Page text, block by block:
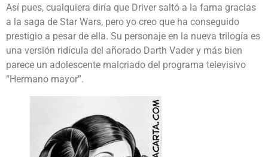
Así pues, cualquiera diría que Driver saltó a la fama gracias
a la saga de Star Wars, pero yo creo que ha conseguido
prestigio a pesar de ella. Su personaje en la nueva trilogía es
una versión ridícula del añorado Darth Vader y más bien
parece un adolescente malcriado del programa televisivo
“Hermano mayor”.